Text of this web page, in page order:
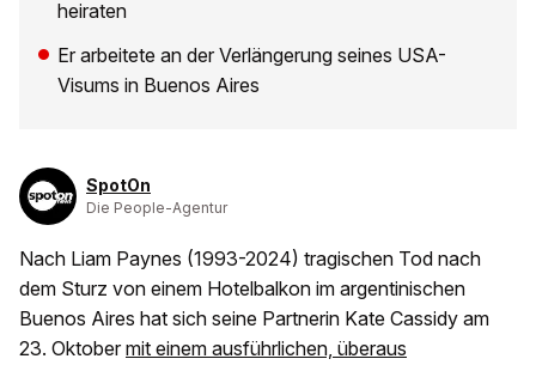
heiraten
Er arbeitete an der Verlängerung seines USA-
Visums in Buenos Aires
SpotOn
Die People-Agentur
Nach Liam Paynes (1993-2024) tragischen Tod nach
dem Sturz von einem Hotelbalkon im argentinischen
Buenos Aires hat sich seine Partnerin Kate Cassidy am
23. Oktober mit einem ausführlichen, überaus